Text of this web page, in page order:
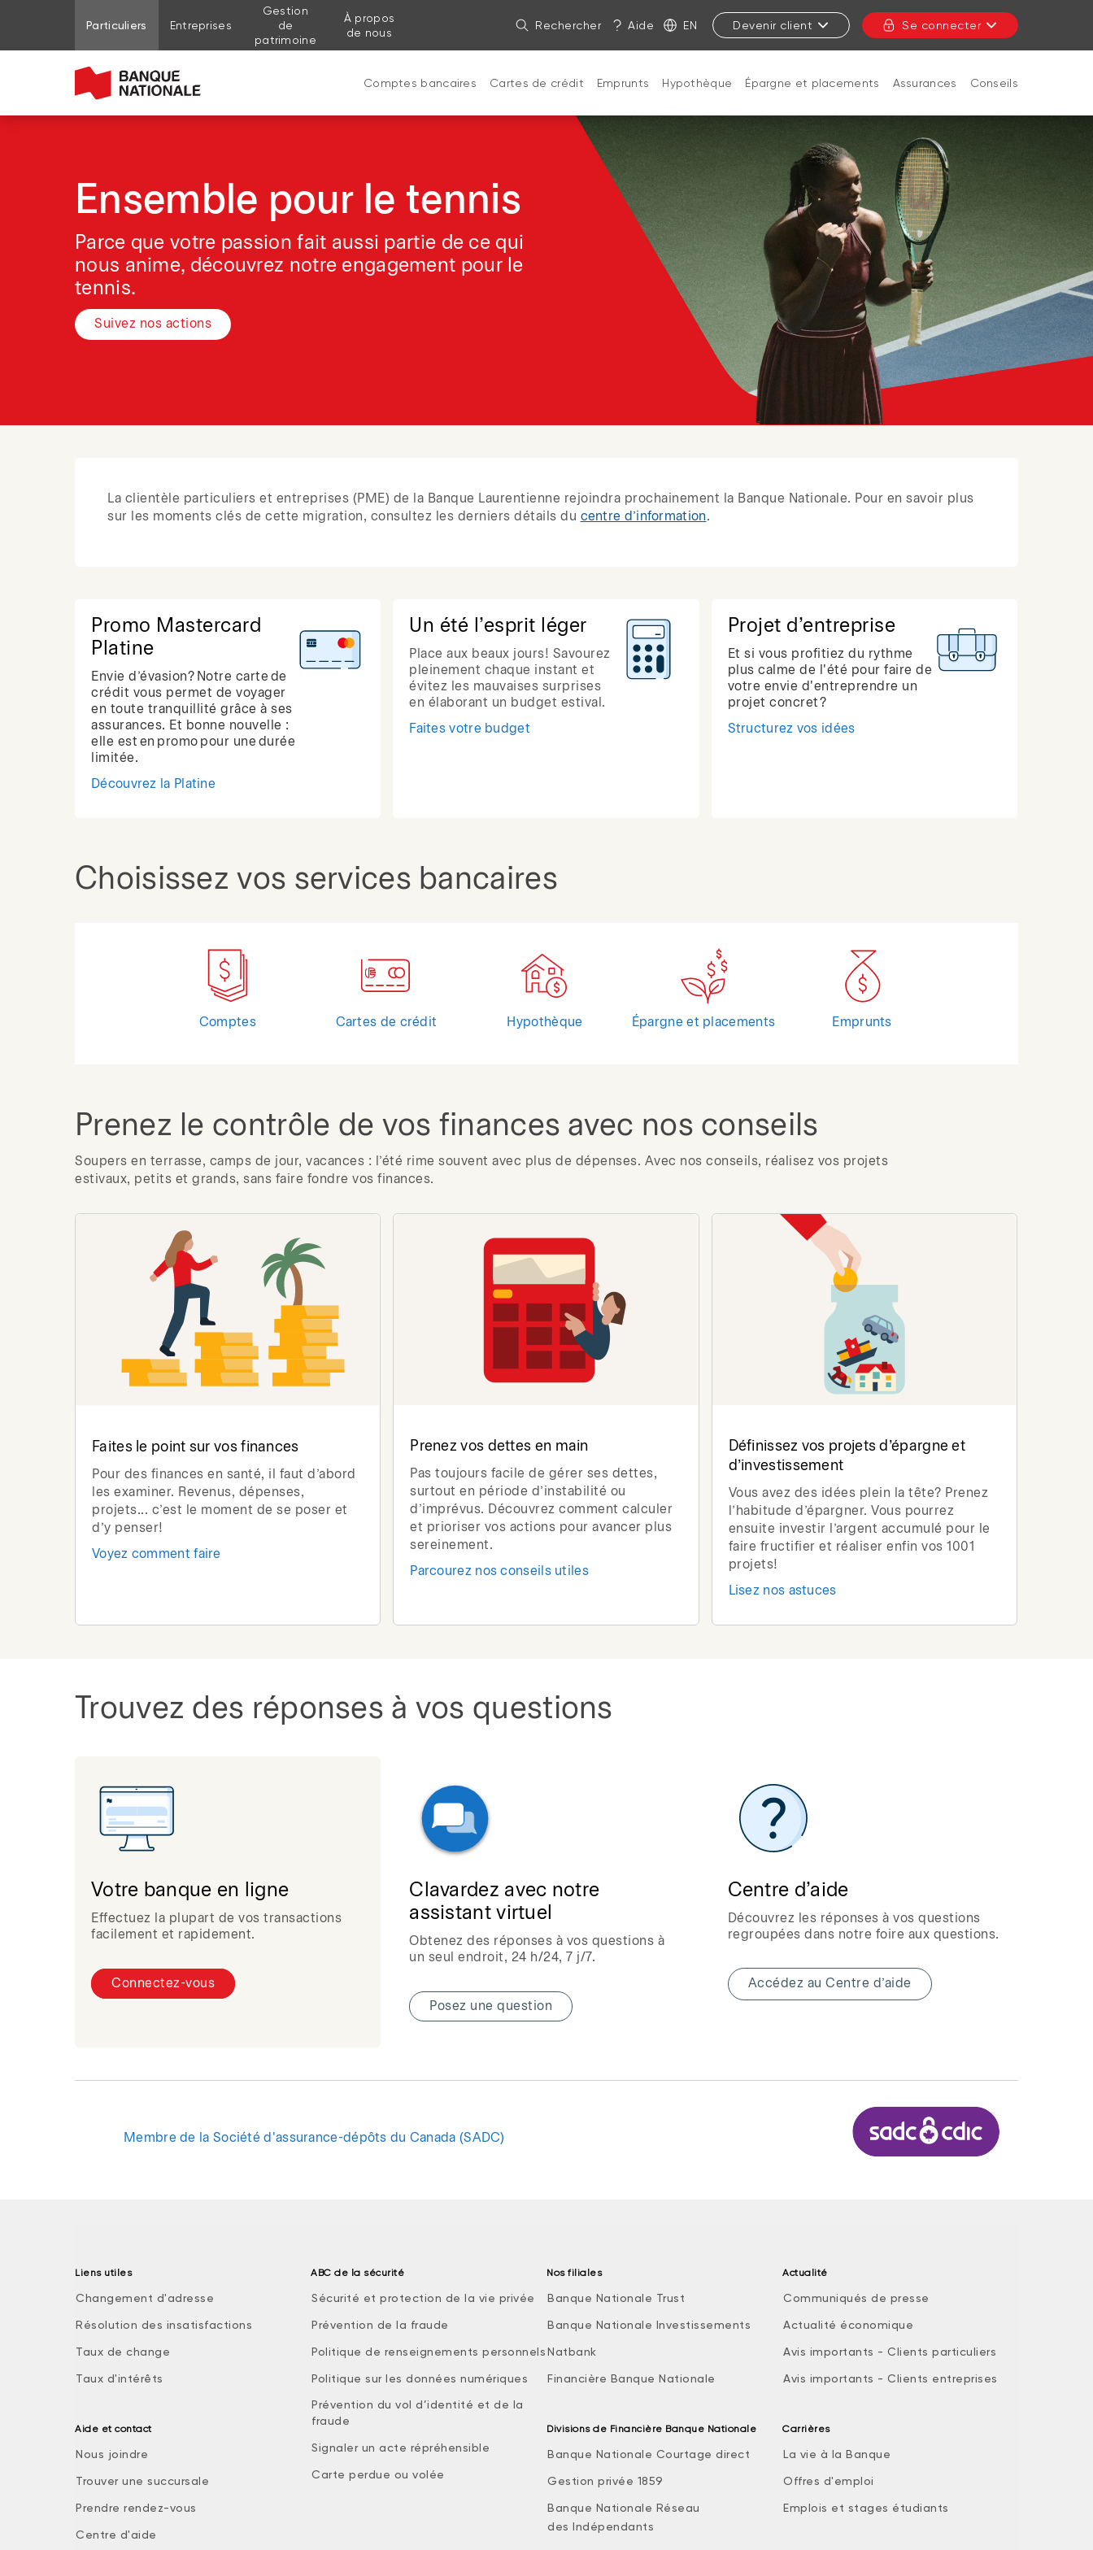
Aller au contenu de la page
Aller au menu principal
Me connecter à mon compte
Particuliers Entreprises
Gestion
de
patrimoine
À propos
de nous
Rechercher Aide EN Devenir client Se connecter
Comptes bancaires Cartes de crédit Emprunts Hypothèque Épargne et placements Assurances Conseils
Ensemble pour le tennis
Parce que votre passion fait aussi partie de ce qui
nous anime, découvrez notre engagement pour le
tennis.
Suivez nos actions
La clientèle particuliers et entreprises (PME) de la Banque Laurentienne rejoindra prochainement la Banque Nationale. Pour en savoir plus
sur les moments clés de cette migration, consultez les derniers détails du centre d’information .
Promo Mastercard
Platine
Envie d’évasion? Notre carte de
crédit vous permet de voyager
en toute tranquillité grâce à ses
assurances. Et bonne nouvelle :
elle est en promo pour une durée
limitée.
Découvrez la Platine
Un été l’esprit léger
Place aux beaux jours! Savourez
pleinement chaque instant et
évitez les mauvaises surprises
en élaborant un budget estival.
Faites votre budget
Projet d’entreprise
Et si vous profitiez du rythme
plus calme de l'été pour faire de
votre envie d'entreprendre un
projet concret?
Structurez vos idées
Choisissez vos services bancaires
Comptes Cartes de crédit Hypothèque Épargne et placements Emprunts
Prenez le contrôle de vos finances avec nos conseils
Soupers en terrasse, camps de jour, vacances : l’été rime souvent avec plus de dépenses. Avec nos conseils, réalisez vos projets
estivaux, petits et grands, sans faire fondre vos finances.
Faites le point sur vos finances
Pour des finances en santé, il faut d’abord
les examiner. Revenus, dépenses,
projets... c’est le moment de se poser et
d’y penser!
Voyez comment faire
Prenez vos dettes en main
Pas toujours facile de gérer ses dettes,
surtout en période d’instabilité ou
d’imprévus. Découvrez comment calculer
et prioriser vos actions pour avancer plus
sereinement.
Parcourez nos conseils utiles
Définissez vos projets d’épargne et
d’investissement
Vous avez des idées plein la tête? Prenez
l’habitude d’épargner. Vous pourrez
ensuite investir l’argent accumulé pour le
faire fructifier et réaliser enfin vos 1001
projets!
Lisez nos astuces
Trouvez des réponses à vos questions
Votre banque en ligne
Effectuez la plupart de vos transactions
facilement et rapidement.
Connectez-vous
Clavardez avec notre
assistant virtuel
Obtenez des réponses à vos questions à
un seul endroit, 24 h/24, 7 j/7.
Posez une question
Centre d’aide
Découvrez les réponses à vos questions
regroupées dans notre foire aux questions.
Accédez au Centre d’aide
Membre de la Société d'assurance-dépôts du Canada (SADC)
Liens utiles
Changement d'adresse
Résolution des insatisfactions
Taux de change
Taux d'intérêts
Aide et contact
Nous joindre
Trouver une succursale
Prendre rendez-vous
Centre d'aide
ABC de la sécurité
Sécurité et protection de la vie privée
Prévention de la fraude
Politique de renseignements personnels
Politique sur les données numériques
Prévention du vol d’identité et de la
fraude
Signaler un acte répréhensible
Carte perdue ou volée
Nos filiales
Banque Nationale Trust
Banque Nationale Investissements
Natbank
Financière Banque Nationale
Divisions de Financière Banque Nationale
Banque Nationale Courtage direct
Gestion privée 1859
Banque Nationale Réseau
des Indépendants
Actualité
Communiqués de presse
Actualité économique
Avis importants - Clients particuliers
Avis importants - Clients entreprises
Carrières
La vie à la Banque
Offres d'emploi
Emplois et stages étudiants